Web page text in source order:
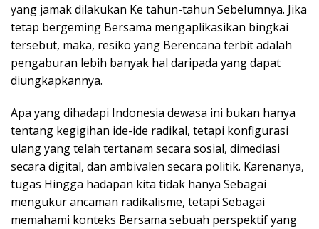
yang jamak dilakukan Ke tahun-tahun Sebelumnya. Jika
tetap bergeming Bersama mengaplikasikan bingkai
tersebut, maka, resiko yang Berencana terbit adalah
pengaburan lebih banyak hal daripada yang dapat
diungkapkannya.
Apa yang dihadapi Indonesia dewasa ini bukan hanya
tentang kegigihan ide-ide radikal, tetapi konfigurasi
ulang yang telah tertanam secara sosial, dimediasi
secara digital, dan ambivalen secara politik. Karenanya,
tugas Hingga hadapan kita tidak hanya Sebagai
mengukur ancaman radikalisme, tetapi Sebagai
memahami konteks Bersama sebuah perspektif yang